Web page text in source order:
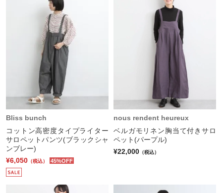
Bliss bunch
コットン高密度タイプライター
サロペットパンツ(ブラックシャ
ンブレー)
¥6,050 （税込） 45%OFF
nous rendent heureux
ベルガモリネン胸当て付きサロ
ペット(パープル)
¥22,000 （税込）